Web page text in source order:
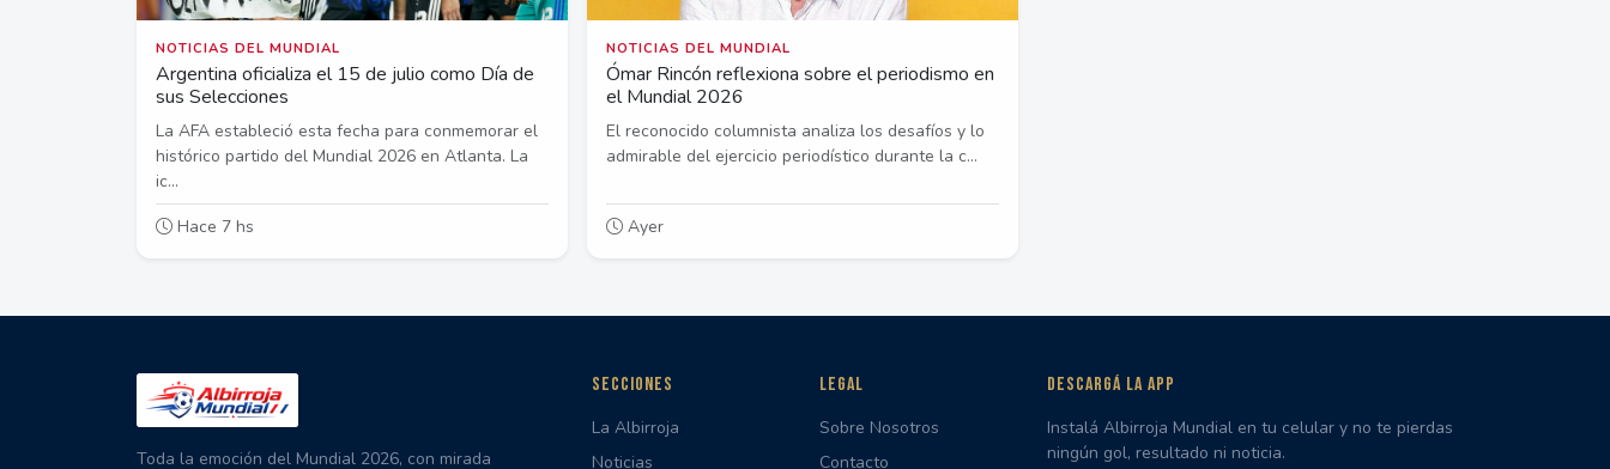
NOTICIAS DEL MUNDIAL
Argentina oficializa el 15 de julio como Día de
sus Selecciones
La AFA estableció esta fecha para conmemorar el
histórico partido del Mundial 2026 en Atlanta. La
ic...
Hace 7 hs
NOTICIAS DEL MUNDIAL
Ómar Rincón reflexiona sobre el periodismo en
el Mundial 2026
El reconocido columnista analiza los desafíos y lo
admirable del ejercicio periodístico durante la c...
Ayer
Toda la emoción del Mundial 2026, con mirada
SECCIONES
La Albirroja
Noticias
LEGAL
Sobre Nosotros
Contacto
DESCARGÁ LA APP
Instalá Albirroja Mundial en tu celular y no te pierdas
ningún gol, resultado ni noticia.